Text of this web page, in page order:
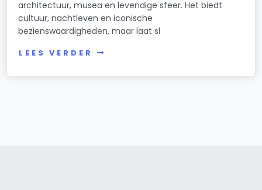
architectuur, musea en levendige sfeer. Het biedt
cultuur, nachtleven en iconische
bezienswaardigheden, maar laat sl
LEES VERDER